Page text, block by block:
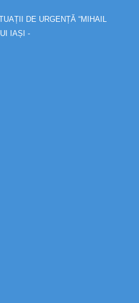
DE URGENȚĂ “MIHAIL
IAȘI -